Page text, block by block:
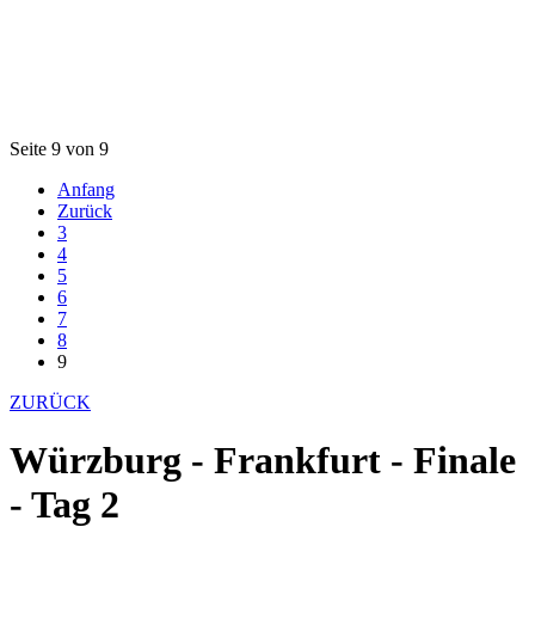
Seite 9 von 9
Anfang
Zurück
3
4
5
6
7
8
9
ZURÜCK
Würzburg - Frankfurt - Finale
- Tag 2